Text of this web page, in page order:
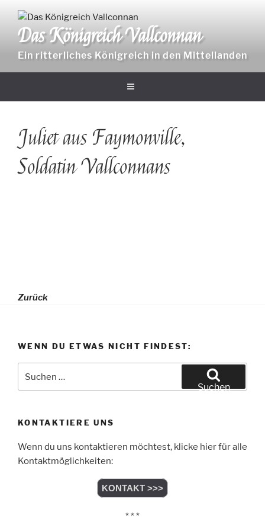
Inhalt
springenDas Königreich Vallconnan
Ein ritterliches Königreich in den Mittellanden
Juliet aus Faymonville,
Soldatin Vallconnans
Zurück
WENN DU ETWAS NICHT FINDEST:
Suchen
KONTAKTIERE UNS
Wenn du uns kontaktieren möchtest, klicke hier für alle
Kontaktmöglichkeiten:
KONTAKT >>>
* * *